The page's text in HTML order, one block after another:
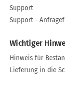
Support
Support -
Wichtiger
Hinweis für
Lieferung in die